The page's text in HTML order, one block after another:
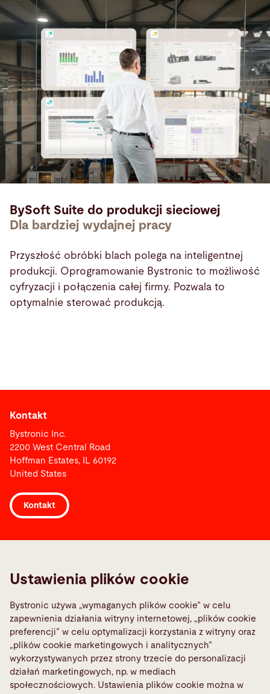
BySoft Suite do produkcji sieciowej
Dla bardziej wydajnej pracy
Przyszłość obróbki blach polega na inteligentnej
produkcji. Oprogramowanie Bystronic to możliwość
cyfryzacji i połączenia całej firmy. Pozwala to
optymalnie sterować produkcją.
Kontakt
Bystronic Inc.
2200 West Central Road
Hoffman Estates, IL 60192
United States
Kontakt
Media Center
TeamViewer
Zgłoszenie usterki
Quality policies
Social Media
Ustawienia plików cookie
Bystronic używa „wymaganych plików cookie” w celu
zapewnienia działania witryny internetowej, „plików cookie
preferencji” w celu optymalizacji korzystania z witryny oraz
„plików cookie marketingowych i analitycznych”
wykorzystywanych przez strony trzecie do personalizacji
działań marketingowych, np. w mediach
społecznościowych. Ustawienia plików cookie można w